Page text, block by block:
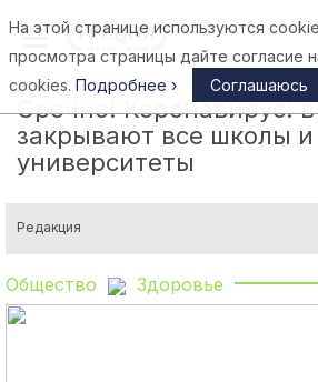
Срочно! Коронавирус:
закрывают все школы и
университеты
Редакция
Общество Здоровье
На этой странице используются
просмотра страницы дайте согласие
cookies. Подробнее › Соглашаюсь